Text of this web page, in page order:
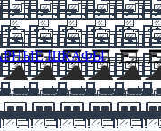
ШКАФЫ